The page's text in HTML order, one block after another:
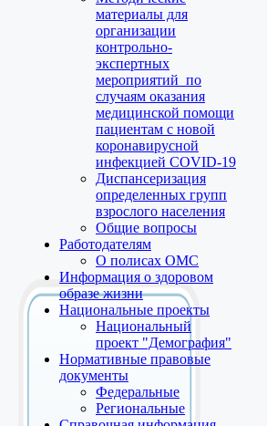
материалы для
организации
контрольно-
экспертных
мероприятий по
случаям оказания
медицинской помощи
пациентам с новой
коронавирусной
инфекцией COVID-19
Диспансеризация
определенных групп
взрослого населения
Общие вопросы
Работодателям
О полисах ОМС
Информация о здоровом
образе жизни
Национальные проекты
Национальный
проект "Демография"
Нормативные правовые
документы
Федеральные
Региональные